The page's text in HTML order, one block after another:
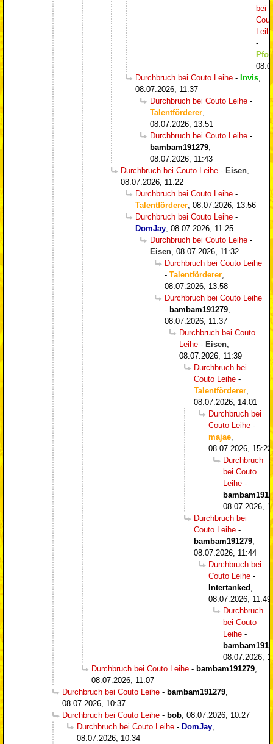
bei
-
Durchbruch bei Couto Leihe - Invis
08.07.2026, 11:37
Durchbruch bei Couto Leihe -
Talentförderer
08.07.2026, 13:51
Durchbruch bei Couto Leihe -
bambam191279
08.07.2026, 11:43
Durchbruch bei Couto Leihe - Eisen
08.07.2026, 11:22
Durchbruch bei Couto Leihe -
Talentförderer 08.07.2026, 13:56
Durchbruch bei Couto Leihe -
DomJay 08.07.2026, 11:25
Durchbruch bei Couto Leihe -
Eisen 08.07.2026, 11:32
Durchbruch bei Couto Leihe
- Talentförderer
08.07.2026, 13:58
Durchbruch bei Couto Leihe
- bambam191279
08.07.2026, 11:37
Durchbruch bei Couto
Leihe - Eisen
08.07.2026, 11:39
Durchbruch bei
Couto Leihe -
Talentförderer
08.07.2026, 14:01
Durchbruch bei
Couto Leihe -
majae
08.07.2026, 15:22
Durchbruch
bei Couto
Leihe -
08.07.2026,
Durchbruch bei
Couto Leihe -
bambam191279
08.07.2026, 11:44
Durchbruch bei
Couto Leihe -
Intertanked
08.07.2026, 11:49
Durchbruch
bei Couto
Leihe -
08.07.2026,
Durchbruch bei Couto Leihe - bambam191279
08.07.2026, 11:07
Durchbruch bei Couto Leihe - bambam191279
08.07.2026, 10:37
Durchbruch bei Couto Leihe - bob 08.07.2026, 10:27
Durchbruch bei Couto Leihe - DomJay
08.07.2026, 10:34